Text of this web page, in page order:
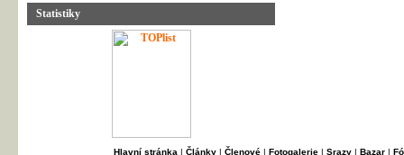
Statistiky
Hlavní stránka | Články| Členové| Fotogalerie| Srazy| Bazar|